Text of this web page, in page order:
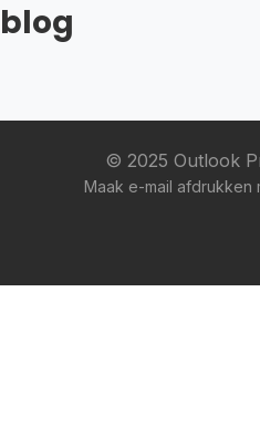
© 2025 Outlook
Maak e-mail afdrukken